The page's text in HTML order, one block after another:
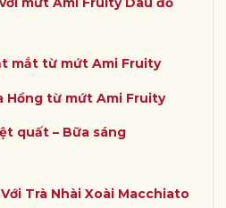
mắt từ mứt Ami Fruity
Hồng từ mứt Ami Fruity
quất – Bữa sáng
Trà Nhài Xoài Macchiato